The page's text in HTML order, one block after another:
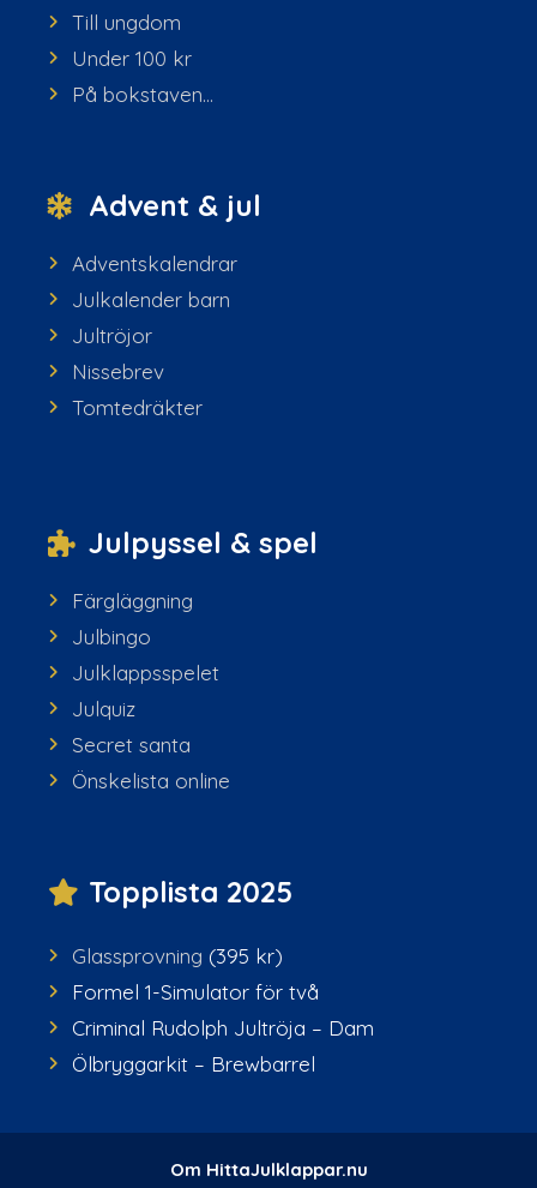
Till ungdom
Under 100 kr
På bokstaven...
Advent & jul
Adventskalendrar
Julkalender barn
Jultröjor
Nissebrev
Tomtedräkter
Julpyssel & spel
Färgläggning
Julbingo
Julklappsspelet
Julquiz
Secret santa
Önskelista online
Topplista 2025
Glassprovning (395 kr)
Formel 1-Simulator för två
Criminal Rudolph Jultröja – Dam
Ölbryggarkit – Brewbarrel
Om HittaJulklappar.nu